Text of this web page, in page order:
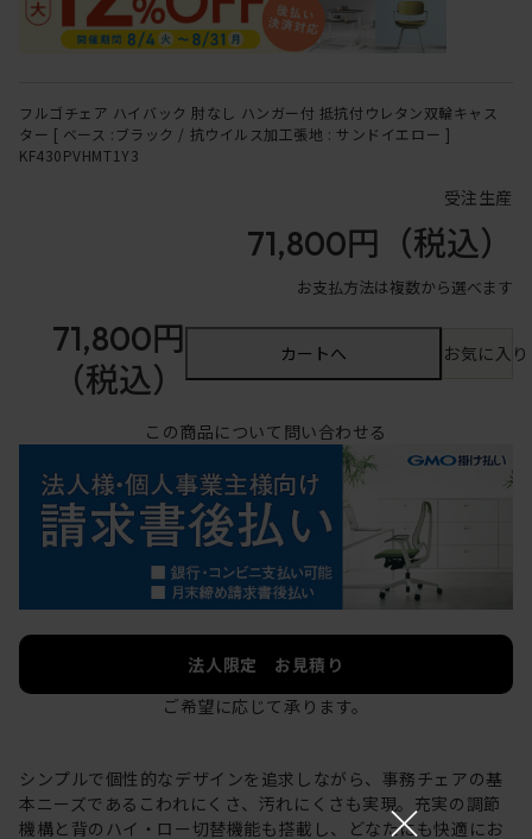
フルゴチェア ハイバック 肘なし ハンガー付 抵抗付ウレタン双輪キャス
ター [ ベース :ブラック / 抗ウイルス加工張地 : サンドイエロー ]
KF430PVHMT1Y3
受注生産
71,800円 （税込）
お支払方法は複数から選べます
71,800円
（税込）
カートへ お気に入
この商品について問い合わせる
法人限定 お見積り
ご希望に応じて承ります。
シンプルで個性的なデザインを追求しながら、事務チェアの基
本ニーズであるこわれにくさ、汚れにくさも実現。充実の調節
機構と背のハイ・ロー切替機能も搭載し、どなたにも快適にお
×